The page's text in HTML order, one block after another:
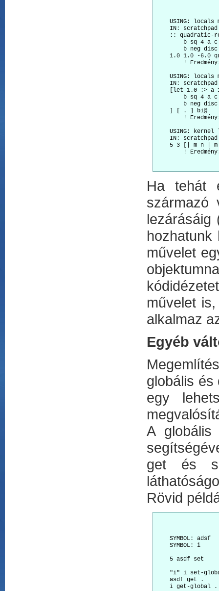
USING: locals
    IN: scratchpad
:: quadratic-
b sq 4 a
b neg
1.0 1.0 -6.0
!
USING: locals
    IN: scratchpad
[let 1.0 :> a
b sq 4 a
b neg
    ] [ . ] bi@
!
USING: kernel
    IN: scratchpad
5 3 [| m n |
Ha tehát
származó
lezárásáig
művelet
művelet
alkalmaz
Egyéb
globális és
egy
A
get és
Rövid
SYMBOL: adsf
SYMBOL: i
5 asdf set
"i" i set-
asdf get .
i get-global